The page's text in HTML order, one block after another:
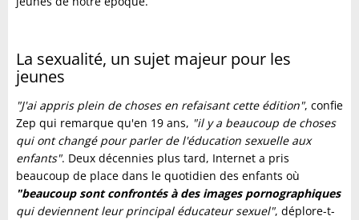
La sexualité, un sujet majeur pour les
jeunes
"J'ai appris plein de choses en refaisant cette édition", confie
Zep qui remarque qu'en 19 ans, "il y a beaucoup de choses
qui ont changé pour parler de l'éducation sexuelle aux
enfants". Deux décennies plus tard, Internet a pris
beaucoup de place dans le quotidien des enfants où
"beaucoup sont confrontés à des images pornographiques
qui deviennent leur principal éducateur sexuel", déplore-t-